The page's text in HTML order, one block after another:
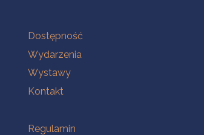
Na skróty
Dostępność
Wydarzenia
Wystawy
Kontakt
Na skróty
Regulamin